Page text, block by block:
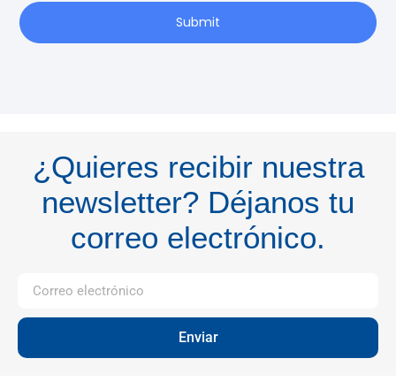
Submit
¿Quieres recibir nuestra
newsletter? Déjanos tu
correo electrónico.
Enviar